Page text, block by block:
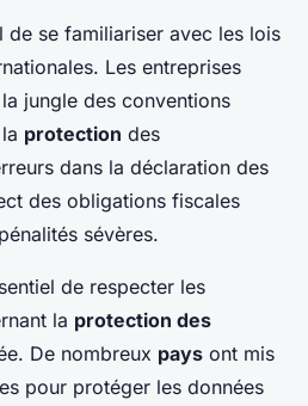
de se familiariser avec les lois
Les entreprises
jungle des conventions
protection des
dans la déclaration des
des obligations fiscales
sévères.
de respecter les
la protection des
De nombreux pays ont mis
pour protéger les données